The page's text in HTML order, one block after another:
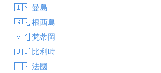
Light rain
shower
8.9°C
🇮🇲 曼島
🇬🇬 根西島
🇻🇦 梵蒂岡
🇧🇪 比利時
🇫🇷 法國